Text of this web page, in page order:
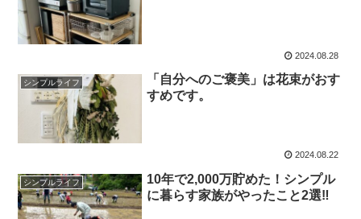
2024.08.28
シンプルライフ
「自分へのご褒美」は花束がおす
すめです。
2024.08.22
シンプルライフ
10年で2,000万貯めた！シンプル
に暮らす家族がやったこと2選‼